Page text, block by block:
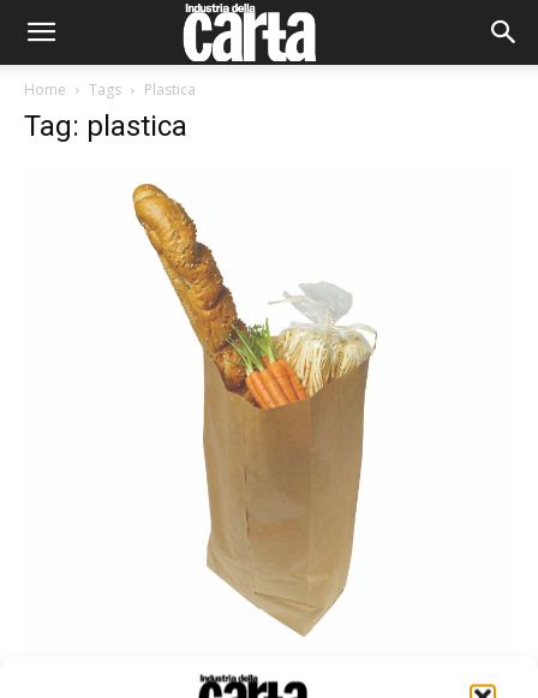
Home Tags Plastica
Tag: plastica
Ambiente: plastica vs carta